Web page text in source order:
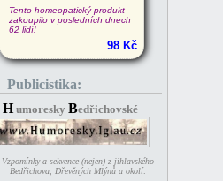
Tento homeopatický produkt
zakoupilo v posledních dnech
62 lidí!
98 Kč
Publicistika:
H umoresky Bedřichovské
Vzpomínky a sekvence (nejen) z jihlavského
Bedřichova, Dřevěných Mlýnů a okolí: